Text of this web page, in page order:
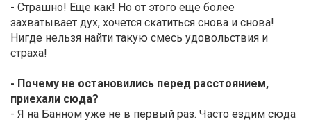
- Страшно! Еще как! Но от этого еще более
захватывает дух, хочется скатиться снова и снова!
Нигде нельзя найти такую смесь удовольствия и
страха!
- Почему не остановились перед расстоянием,
приехали сюда?
- Я на Банном уже не в первый раз. Часто ездим сюда